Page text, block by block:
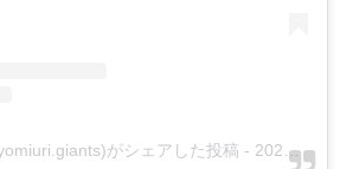
がシェアした投稿 - 2020年 6月月1日午後2時53分PDT